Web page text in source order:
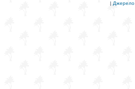
| Джерело